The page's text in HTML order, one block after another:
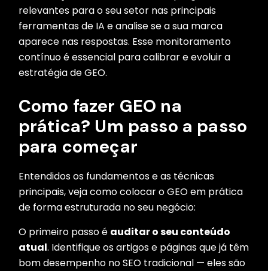
relevantes para o seu setor nas principais
ferramentas de IA e analise se a sua marca
aparece nas respostas. Esse monitoramento
contínuo é essencial para calibrar e evoluir a
estratégia de GEO.
Como fazer GEO na
prática? Um passo a passo
para começar
Entendidos os fundamentos e as técnicas
principais, veja como colocar o GEO em prática
de forma estruturada no seu negócio:
O primeiro passo é auditar o seu conteúdo
atual. Identifique os artigos e páginas que já têm
bom desempenho no SEO tradicional — eles são